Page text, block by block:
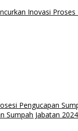
Inovasi
Pengucapan
Sumpah Jabatan